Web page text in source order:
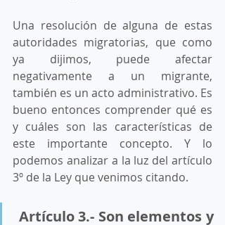
Una resolución de alguna de estas
autoridades migratorias, que como
ya dijimos, puede afectar
negativamente a un migrante,
también es un acto administrativo. Es
bueno entonces comprender qué es
y cuáles son las características de
este importante concepto. Y lo
podemos analizar a la luz del artículo
3º de la Ley que venimos citando.